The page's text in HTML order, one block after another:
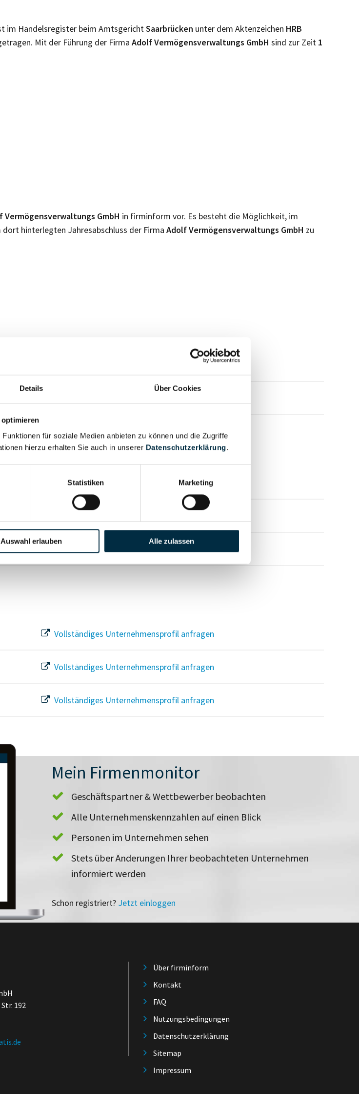
Details Über Cookies
für soziale Medien anbieten zu können und die Zugriffe
hierzu erhalten Sie auch in unserer Datenschutzerklärung.
Statistiken Marketing
Auswahl erlauben Alle zulassen
im Handelsregister beim AmtsgerichtSaarbrücken unter dem Aktenzeichen HRB
Mit der Führung der Firma Adolf Vermögensverwaltungs GmbH sind zur Zeit 1
Vermögensverwaltungs GmbH in firminform vor. Es besteht die Möglichkeit, im
dort hinterlegten Jahresabschluss der Firma Adolf Vermögensverwaltungs GmbH zu
Vollständiges Unternehmensprofil anfragen
Vollständiges Unternehmensprofil anfragen
Vollständiges Unternehmensprofil anfragen
Vollständiges Unternehmensprofil anfragen
Vollständiges Unternehmensprofil anfragen
Mein Firmenmonitor
Geschäftspartner & Wettbewerber beobachten
Alle Unternehmenskennzahlen auf einen Blick
Personen im Unternehmen sehen
Stets über Änderungen Ihrer beobachteten Unternehmen
informiert werden
Schon registriert? Jetzt einloggen
192
Über firminform
Kontakt
FAQ
Nutzungsbedingungen
Datenschutzerklärung
Sitemap
Impressum